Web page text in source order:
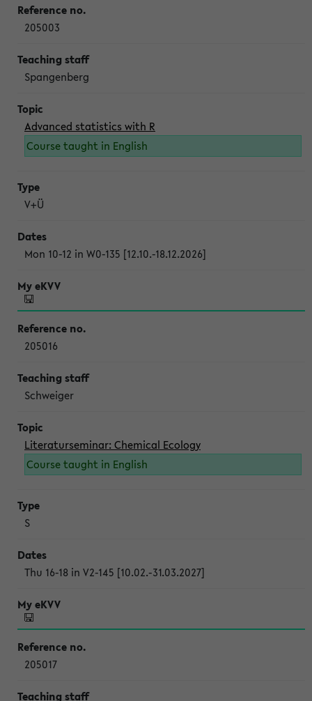
205003
Spangenberg
Advanced statistics with R
Course taught in English
V+Ü
Mon 10-12 in W0-135 [12.10.-18.12.2026]
205016
Schweiger
Literaturseminar: Chemical Ecology
Course taught in English
S
Thu 16-18 in V2-145 [10.02.-31.03.2027]
205017